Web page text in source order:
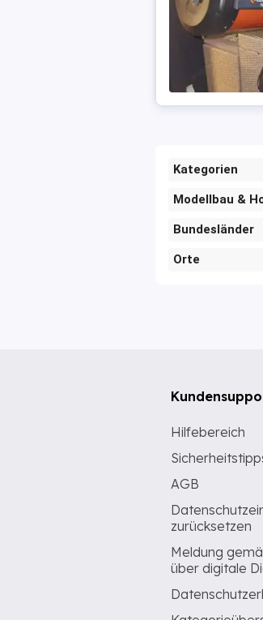
Kategorien
Modellbau &
Bundesländer
Orte
Hilfebereich
AGB
zurücksetzen
Meldung
über digitale